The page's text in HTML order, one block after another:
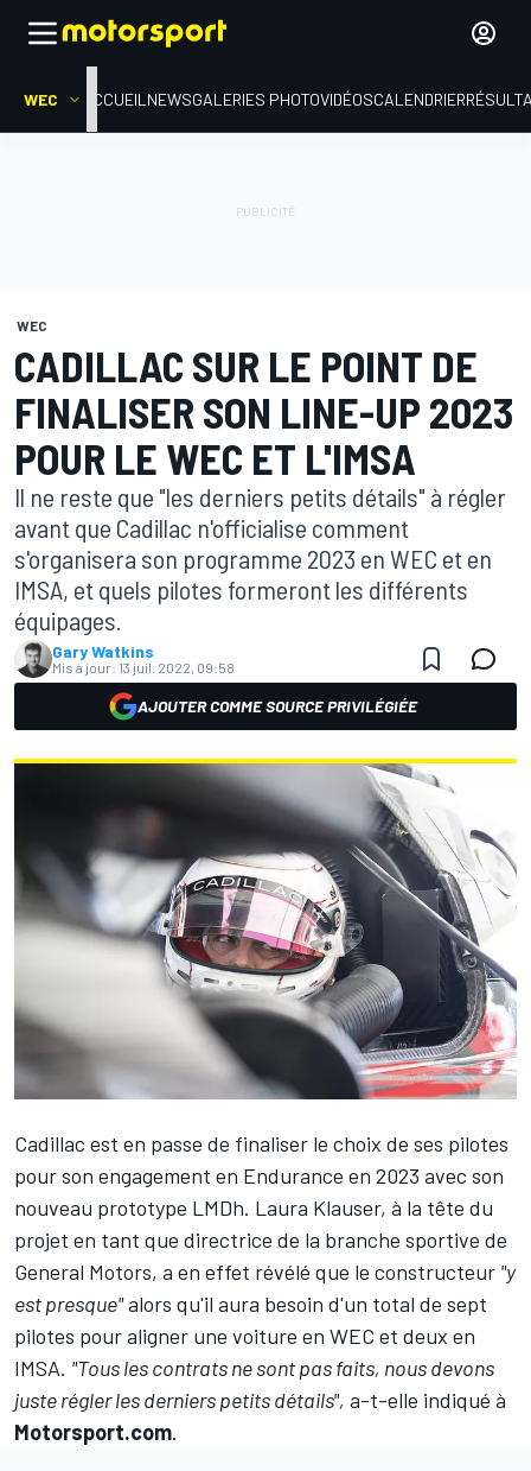
WEC ACCUEIL NEWSGALERIES PHOTOVIDÉOSCALENDRIER
WEC
CADILLAC SUR LE POINT DE
FINALISER SON LINE-UP 2023
POUR LE WEC ET L'IMSA
Il ne reste que "les derniers petits détails" à régler
avant que Cadillac n'officialise comment
s'organisera son programme 2023 en WEC et en
IMSA, et quels pilotes formeront les différents
équipages.
Gary Watkins
Mis à jour: 13 juil. 2022, 09:58
AJOUTER COMME SOURCE PRIVILÉGIÉE
Cadillac est en passe de finaliser le choix de ses pilotes
pour son engagement en Endurance en 2023 avec son
nouveau prototype LMDh. Laura Klauser, à la tête du
projet en tant que directrice de la branche sportive de
General Motors, a en effet révélé que le constructeur "y
est presque"alors qu'il aura besoin d'un total de sept
pilotes pour aligner une voiture en WEC et deux en
IMSA. "Tous les contrats ne sont pas faits, nous devons
juste régler les derniers petits détails", a-t-elle indiqué à
Motorsport.com.